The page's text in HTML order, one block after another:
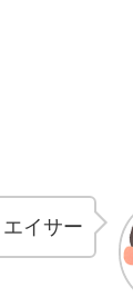
エイサー